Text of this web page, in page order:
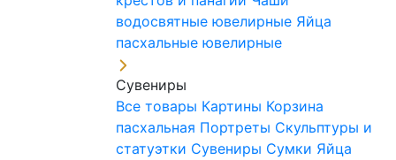
водосвятные ювелирные Яйца
пасхальные ювелирные
Сувениры
Все товары Картины Корзина
пасхальная Портреты Скульптуры и
статуэтки Сувениры Сумки Яйца